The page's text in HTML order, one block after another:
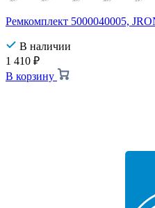
Ремкомплект 5000040005,
В наличии
1 410 ₽
В корзину